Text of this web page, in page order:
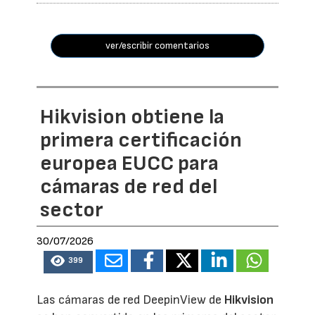
ver/escribir comentarios
Hikvision obtiene la
primera certificación
europea EUCC para
cámaras de red del
sector
30/07/2026
399
Las cámaras de red DeepinView de Hikvision